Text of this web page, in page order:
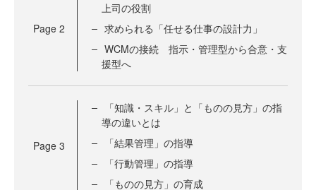
Page 2
上司の役割
求められる「任せる仕事の設計力」
WCMの接続 指示・管理型から合意・支
援型へ
Page 3
「知識・スキル」と「ものの見方」の指
導の違いとは
「結果管理」の指導
「行動管理」の指導
「ものの見方」の育成